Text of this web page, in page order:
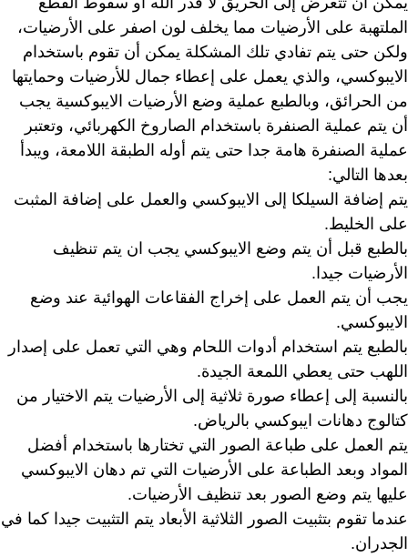
الملتهبة على الأرضيات مما يخلف لون اصفر على الأرضيات،
ولكن حتى يتم تفادي تلك المشكلة يمكن أن تقوم باستخدام
الايبوكسي، والذي يعمل على إعطاء جمال للأرضيات وحمايتها
من الحرائق، وبالطبع عملية وضع الأرضيات الايبوكسية يجب
أن يتم عملية الصنفرة باستخدام الصاروخ الكهربائي، وتعتبر
عملية الصنفرة هامة جدا حتى يتم أوله الطبقة اللامعة، ويبدأ
بعدها التالي:
يتم إضافة السيلكا إلى الايبوكسي والعمل على إضافة المثبت
على الخليط.
بالطبع قبل أن يتم وضع الايبوكسي يجب ان يتم تنظيف
الأرضيات جيدا.
يجب أن يتم العمل على إخراج الفقاعات الهوائية عند وضع
الايبوكسي.
بالطبع يتم استخدام أدوات اللحام وهي التي تعمل على إصدار
اللهب حتى يعطي اللمعة الجيدة.
بالنسبة إلى إعطاء صورة ثلاثية إلى الأرضيات يتم الاختيار من
كتالوج دهانات ايبوكسي بالرياض.
يتم العمل على طباعة الصور التي تختارها باستخدام أفضل
المواد وبعد الطباعة على الأرضيات التي تم دهان الايبوكسي
عليها يتم وضع الصور بعد تنظيف الأرضيات.
عندما تقوم بتثبيت الصور الثلاثية الأبعاد يتم التثبيت جيدا كما في
الجدران.